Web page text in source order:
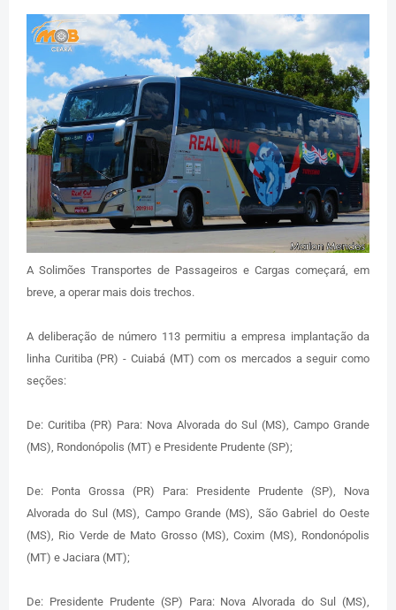
A Solimões Transportes de Passageiros e Cargas começará, em
breve, a operar mais dois trechos.
A deliberação de número 113 permitiu a empresa implantação da
linha Curitiba (PR) - Cuiabá (MT) com os mercados a seguir como
seções:
De: Curitiba (PR) Para: Nova Alvorada do Sul (MS), Campo Grande
(MS), Rondonópolis (MT) e Presidente Prudente (SP);
De: Ponta Grossa (PR) Para: Presidente Prudente (SP), Nova
Alvorada do Sul (MS), Campo Grande (MS), São Gabriel do Oeste
(MS), Rio Verde de Mato Grosso (MS), Coxim (MS), Rondonópolis
(MT) e Jaciara (MT);
De: Presidente Prudente (SP) Para: Nova Alvorada do Sul (MS),